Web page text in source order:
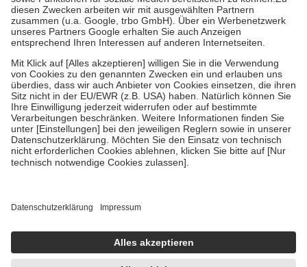
Zuzahlung zehn Prozent der Kosten sowie zehn Euro je
Verordnung.
Um das Engagement der Versicherten für ihre eigene Gesundheit zu
stärken und die besondere Stellung der Familie zu unterstützen,
fallenkeine Zuzahlungenan bei:
• Kindern und Jugendlichen bis zum vollendeten 18. Lebensjahr
mit Ausnahme der Fahrkosten
• Untersuchungen zur Vorsorge und Früherkennung, die von der
GKV getragen werden
• empfohlenen Schutzimpfungen
• Harn- und Blutteststreifen
getroffen, um sicherzustellen, dass es sich um echte Bewertungen
https://help.etrusted.com/hc/de/articles/4419944605341
Einige Bilder und Inhalte wurden unter Zuhilfenahme künstlicher